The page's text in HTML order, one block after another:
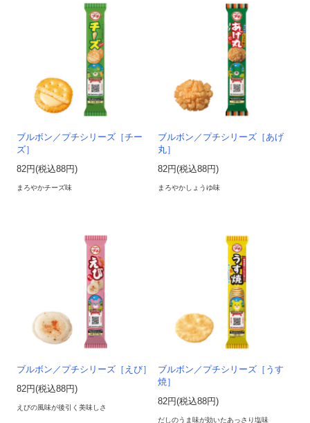
ブルボン／プチシリーズ［チー
ズ］
82円(税込88円)
まろやかチーズ味
ブルボン／プチシリーズ［あげ
丸］
82円(税込88円)
まろやかしょうゆ味
ブルボン／プチシリーズ［えび］
82円(税込88円)
えびの風味が後引く美味しさ
ブルボン／プチシリーズ［うす
焼］
82円(税込88円)
だしのうま味が効いたあっさり塩味